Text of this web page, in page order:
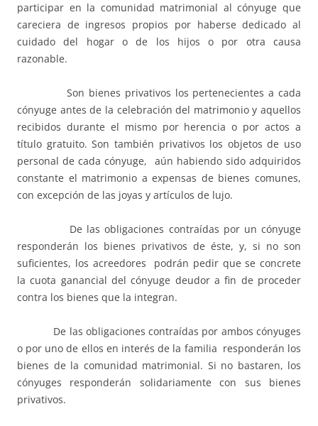
participar en la comunidad matrimonial al cónyuge que
careciera de ingresos propios por haberse dedicado al
cuidado del hogar o de los hijos o por otra causa
razonable.
Son bienes privativos los pertenecientes a cada
cónyuge antes de la celebración del matrimonio y aquellos
recibidos durante el mismo por herencia o por actos a
título gratuito. Son también privativos los objetos de uso
personal de cada cónyuge, aún habiendo sido adquiridos
constante el matrimonio a expensas de bienes comunes,
con excepción de las joyas y artículos de lujo.
De las obligaciones contraídas por un cónyuge
responderán los bienes privativos de éste, y, si no son
suficientes, los acreedores podrán pedir que se concrete
la cuota ganancial del cónyuge deudor a fin de proceder
contra los bienes que la integran.
De las obligaciones contraídas por ambos cónyuges
o por uno de ellos en interés de la familia responderán los
bienes de la comunidad matrimonial. Si no bastaren, los
cónyuges responderán solidariamente con sus bienes
privativos.